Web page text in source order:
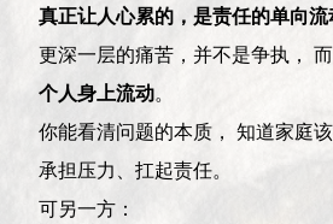
真正让人心累的，是责任的单向流
更深一层的痛苦，并不是争执，
个人身上流动。
你能看清问题的本质， 知道家庭
承担压力、扛起责任。
可另一方：